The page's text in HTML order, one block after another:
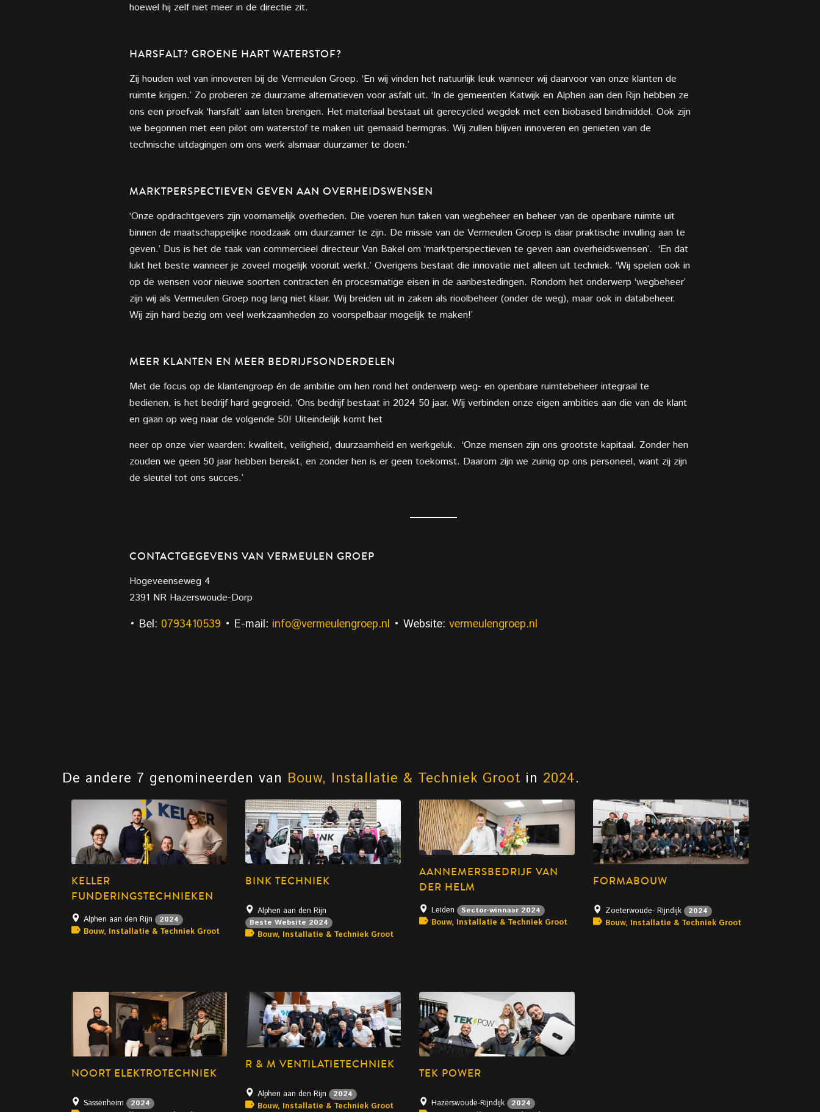
hoewel hij zelf niet meer in de directie zit.
HARSFALT? GROENE HART WATERSTOF?
Zij houden wel van innoveren bij de Vermeulen Groep. ‘En wij vinden het natuurlijk leuk wanneer wij daarvoor van onze klanten de
ruimte krijgen.’ Zo proberen ze duurzame alternatieven voor asfalt uit. ‘In de gemeenten Katwijk en Alphen aan den Rijn hebben ze
ons een proefvak ‘harsfalt’ aan laten brengen. Het materiaal bestaat uit gerecycled wegdek met een biobased bindmiddel. Ook zijn
we begonnen met een pilot om waterstof te maken uit gemaaid bermgras. Wij zullen blijven innoveren en genieten van de
technische uitdagingen om ons werk alsmaar duurzamer te doen.’
MARKTPERSPECTIEVEN GEVEN AAN OVERHEIDSWENSEN
‘Onze opdrachtgevers zijn voornamelijk overheden. Die voeren hun taken van wegbeheer en beheer van de openbare ruimte uit
binnen de maatschappelijke noodzaak om duurzamer te zijn. De missie van de Vermeulen Groep is daar praktische invulling aan te
geven.’ Dus is het de taak van commercieel directeur Van Bakel om ‘marktperspectieven te geven aan overheidswensen’. ‘En dat
lukt het beste wanneer je zoveel mogelijk vooruit werkt.’ Overigens bestaat die innovatie niet alleen uit techniek. ‘Wij spelen ook in
op de wensen voor nieuwe soorten contracten én procesmatige eisen in de aanbestedingen. Rondom het onderwerp ‘wegbeheer’
zijn wij als Vermeulen Groep nog lang niet klaar. Wij breiden uit in zaken als rioolbeheer (onder de weg), maar ook in databeheer.
Wij zijn hard bezig om veel werkzaamheden zo voorspelbaar mogelijk te maken!’
MEER KLANTEN EN MEER BEDRIJFSONDERDELEN
Met de focus op de klantengroep én de ambitie om hen rond het onderwerp weg- en openbare ruimtebeheer integraal te
bedienen, is het bedrijf hard gegroeid. ‘Ons bedrijf bestaat in 2024 50 jaar. Wij verbinden onze eigen ambities aan die van de klant
en gaan op weg naar de volgende 50! Uiteindelijk komt het
neer op onze vier waarden: kwaliteit, veiligheid, duurzaamheid en werkgeluk. ‘Onze mensen zijn ons grootste kapitaal. Zonder hen
zouden we geen 50 jaar hebben bereikt, en zonder hen is er geen toekomst. Daarom zijn we zuinig op ons personeel, want zij zijn
de sleutel tot ons succes.’
CONTACTGEGEVENS VAN VERMEULEN GROEP
Hogeveenseweg 4
2391 NR Hazerswoude-Dorp
• Bel: 0793410539 • E-mail: info@vermeulengroep.nl • Website: vermeulengroep.nl
De andere 7 genomineerden van Bouw, Installatie & Techniek Groot in 2024.
KELLER
FUNDERINGSTECHNIEKEN
Alphen aan den Rijn 2024
Bouw, Installatie & Techniek Groot
BINK TECHNIEK
Alphen aan den Rijn
Beste Website 2024
Bouw, Installatie & Techniek Groot
AANNEMERSBEDRIJF VAN
DER HELM
Leiden Sector-winnaar 2024
Bouw, Installatie & Techniek Groot
FORMABOUW
Zoeterwoude- Rijndijk 2024
Bouw, Installatie & Techniek Groot
NOORT ELEKTROTECHNIEK
Sassenheim 2024
R & M VENTILATIETECHNIEK
Alphen aan den Rijn 2024
Bouw, Installatie & Techniek Groot
TEK POWER
Hazerswoude-Rijndijk 2024